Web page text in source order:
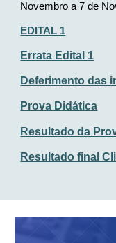
Novembro a 7 de
EDITAL 1
Errata Edital 1
Deferimento das
Prova Didática
Resultado da
Resultado final